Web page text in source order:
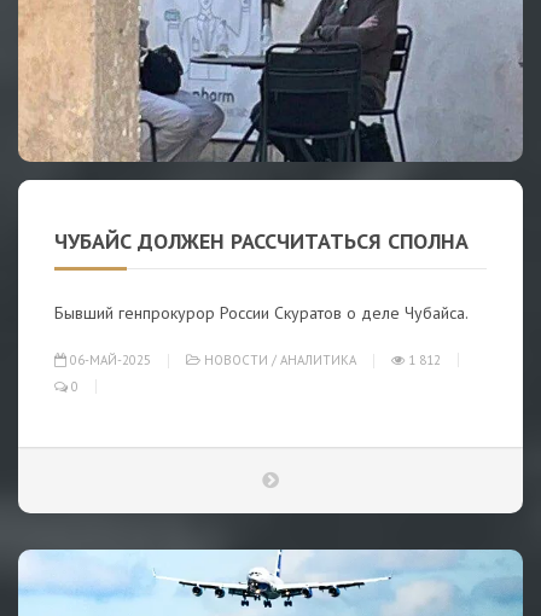
ЧУБАЙС ДОЛЖЕН РАССЧИТАТЬСЯ СПОЛНА
Бывший генпрокурор России Скуратов о деле Чубайса.
06-МАЙ-2025 НОВОСТИ / АНАЛИТИКА
1 812
0